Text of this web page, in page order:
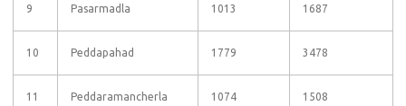
9 Pasarmadla 1013 1687
10 Peddapahad 1779 3478
11 Peddaramancherla 1074 1508